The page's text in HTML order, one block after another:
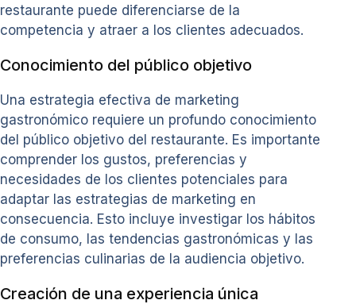
restaurante puede diferenciarse de la
competencia y atraer a los clientes adecuados.
Conocimiento del público objetivo
Una estrategia efectiva de marketing
gastronómico requiere un profundo conocimiento
del público objetivo del restaurante. Es importante
comprender los gustos, preferencias y
necesidades de los clientes potenciales para
adaptar las estrategias de marketing en
consecuencia. Esto incluye investigar los hábitos
de consumo, las tendencias gastronómicas y las
preferencias culinarias de la audiencia objetivo.
Creación de una experiencia única